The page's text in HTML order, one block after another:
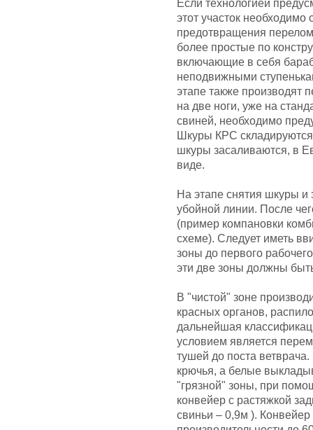
Если технологией
этот участок
предотвращения
более простые по
включающие в себя
неподвижными
этапе также производят
на две ноги, уже на
свиней, необходимо
Шкуры КРС
шкуры засаливаются, в
виде.
На этапе снятия шкуры и
убойной линии. После
(пример компановки
схеме). Следует иметь
зоны до первого
эти две зоны должны
В "чистой" зоне
красных органов,
дальнейшая
условием является
тушей до поста
крючья, а белые
"грязной" зоны, при
конвейер с растяжкой
свиньи – 0,9м ).